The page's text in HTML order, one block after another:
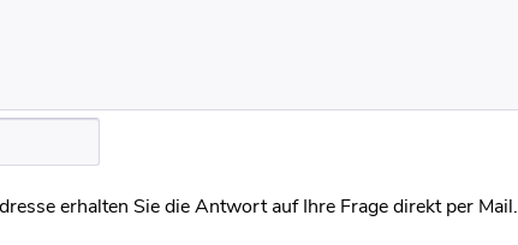
erhalten Sie die Antwort auf Ihre Frage direkt per Mail.